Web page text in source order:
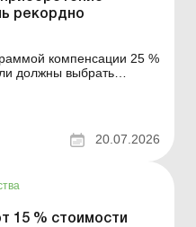
рекордно
компенсации 25 %
должны выбрать
его и подать
банк. Детали см. ниже.
20.07.2026
15 % стоимости